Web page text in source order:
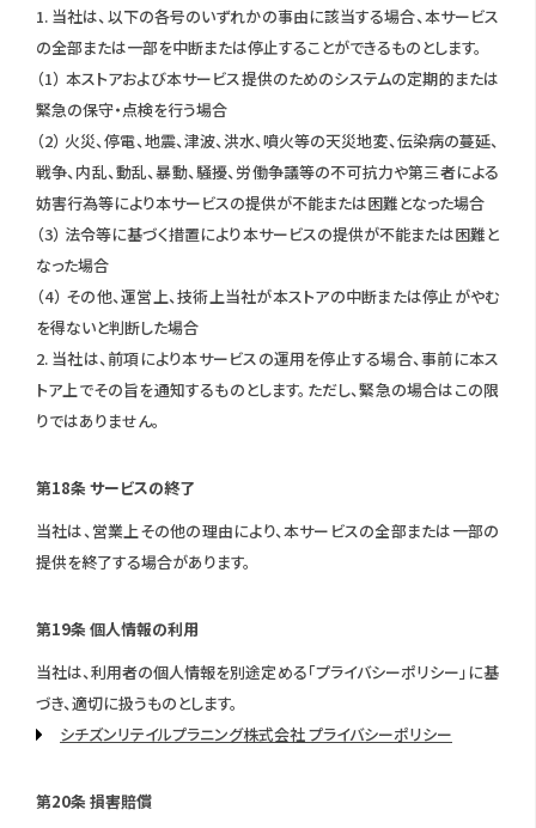
1. 当社は、以下の各号のいずれかの事由に該当する場合、本サービス
の全部または一部を中断または停止することができるものとします。
（1） 本ストアおよび本サービス提供のためのシステムの定期的または
緊急の保守・点検を行う場合
（2） 火災、停電、地震、津波、洪水、噴火等の天災地変、伝染病の蔓延、
戦争、内乱、動乱、暴動、騒擾、労働争議等の不可抗力や第三者による
妨害行為等により本サービスの提供が不能または困難となった場合
（3） 法令等に基づく措置により本サービスの提供が不能または困難と
なった場合
（4） その他、運営上、技術上当社が本ストアの中断または停止がやむ
を得ないと判断した場合
2. 当社は、前項により本サービスの運用を停止する場合、事前に本ス
トア上でその旨を通知するものとします。ただし、緊急の場合はこの限
りではありません。
第18条 サービスの終了
当社は、営業上その他の理由により、本サービスの全部または一部の
提供を終了する場合があります。
第19条 個人情報の利用
当社は、利用者の個人情報を別途定める「プライバシーポリシー」に基
づき、適切に扱うものとします。
シチズンリテイルプラニング株式会社 プライバシーポリシー
第20条 損害賠償